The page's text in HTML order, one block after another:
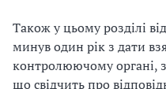
Також у цьому розділі
минув один рік з дати
контролюючому органі,
що свідчить про